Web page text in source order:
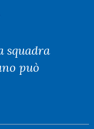
squadra
può